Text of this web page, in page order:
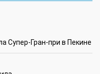
Супер-Гран-при в Пекине